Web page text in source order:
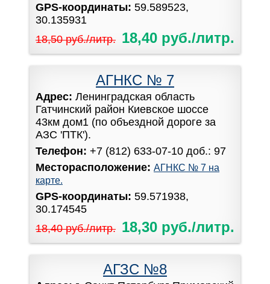
GPS-координаты: 59.589523,
30.135931
18,50 руб./литр. 18,40 руб./литр.
АГНКС № 7
Адрес: Ленинградская область
Гатчинский район Киевское шоссе
43км дом1 (по объездной дороге за
АЗС 'ПТК').
Телефон: +7 (812) 633-07-10 доб.: 97
Месторасположение: АГНКС № 7 на
карте.
GPS-координаты: 59.571938,
30.174545
18,40 руб./литр. 18,30 руб./литр.
АГЗС №8